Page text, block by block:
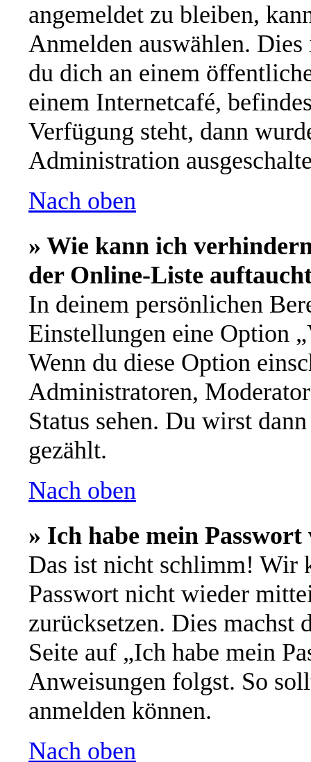
angemeldet zu bleiben,
Anmelden auswählen.
du dich an einem
einem Internetcafé,
Verfügung steht, dann
Administration
Nach oben
» Wie kann ich
der Online-Liste
In deinem persönlichen
Einstellungen eine Option
Wenn du diese Option
Administratoren,
Status sehen. Du wirst
gezählt.
Nach oben
» Ich habe mein Passwort
Das ist nicht schlimm! Wir
Passwort nicht wieder
zurücksetzen. Dies machst
Seite auf „Ich habe mein
Anweisungen folgst. So
anmelden können.
Nach oben